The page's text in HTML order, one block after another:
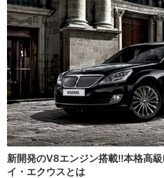
新開発のV8エンジン搭載!!本格高
イ・エクウスとは